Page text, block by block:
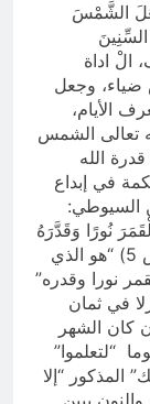
الشَّمْسَ
الْ اداة
وجعل
الأيام،
تعالى الشمس
الله
في إبداع
السيوطي:
نُورًا وَقَدَّرَهُ
مَنَازِلَ لِتَعْلَمُوا عَدَدَ السِّنِينَ وَالْحِسَابَ” (يونس 5) “هو الذي
نورا وقدره”
في ثمان
كان الشهر
“لتعلموا”
المذكور “إلا